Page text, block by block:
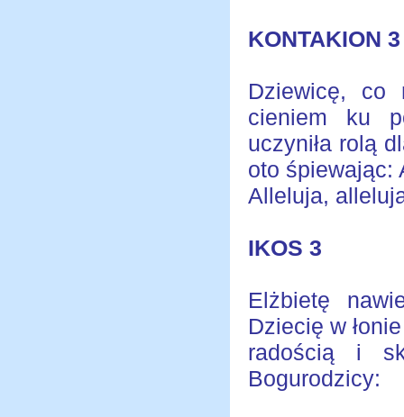
KONTAKION 3
Dziewicę, co
cieniem ku
uczyniła rolą
oto śpiewając:
Alleluja,
IKOS 3
Elżbietę
Dziecię w
radością i
Bogurodzicy: